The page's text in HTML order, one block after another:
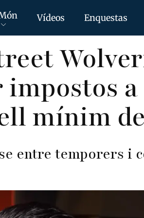
Vídeos Enquestas
mínim
entre temporers i